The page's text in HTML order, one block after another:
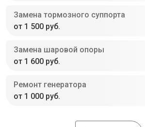
Замена тормозного суппорта
от 1 500 руб.
Замена шаровой опоры
от 1 600 руб.
Ремонт генератора
от 1 000 руб.